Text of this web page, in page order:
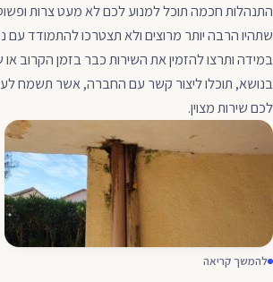
התנהלות חכמה תוכל למנוע לכם לא מעט צרות
שתהיו הרבה יותר מרוצים ולא תצטרכו להתמודד עם
במידה ותרצו להזמין את השירות כבר בזמן הקרוב
בנושא, תוכלו ליצור קשר עם החברה, אשר תשמח
לכם שירות מצוין.
להמשך קריאה